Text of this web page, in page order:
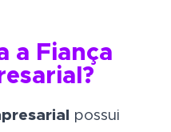
a Fiança
possui